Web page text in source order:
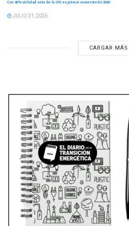
Cae 43 % utilidad neta de la CFE en primer semestre de 2026
JULIO 31, 2026
CARGAR MÁS